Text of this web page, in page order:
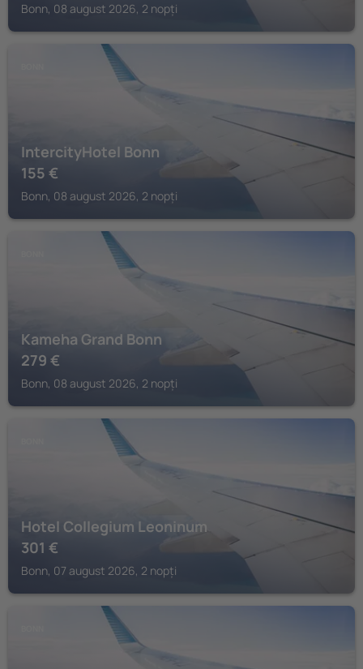
Bonn, 08 august 2026, 2 nopți
IntercityHotel Bonn
155 €
Bonn, 08 august 2026, 2 nopți
Kameha Grand Bonn
279 €
Bonn, 08 august 2026, 2 nopți
Hotel Collegium Leoninum
301 €
Bonn, 07 august 2026, 2 nopți